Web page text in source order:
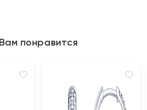
Вам понравится